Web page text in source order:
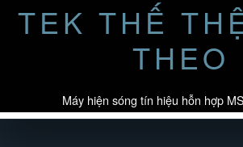
TEK THẾ
THEO
Máy hiện sóng tín hiệu hỗn hợp